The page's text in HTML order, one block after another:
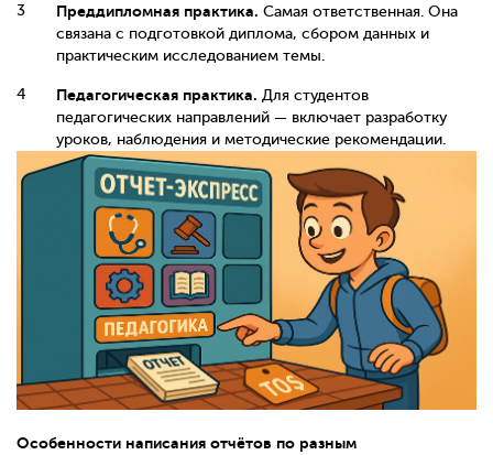
Преддипломная практика. Самая ответственная. Она
связана с подготовкой диплома, сбором данных и
практическим исследованием темы.
Педагогическая практика. Для студентов
педагогических направлений — включает разработку
уроков, наблюдения и методические рекомендации.
Особенности написания отчётов по разным